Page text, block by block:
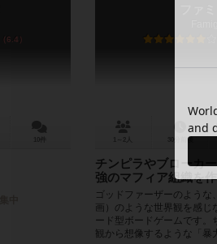
6.4
10件 30分前後
チンピラやブローカ
強のマフィア組織を
ゴッドファーザーのような
画）のような世界観を感じ
ード型ボードゲームです。
観から想像するような「暴